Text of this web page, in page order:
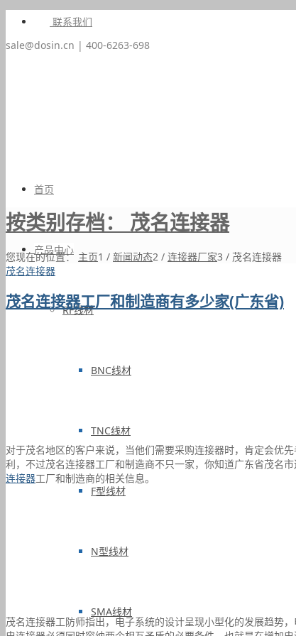
联系我们
sale@dosin.cn | 400-6263-698
首页
产品中心
RF线材
BNC线材
TNC线材
F型线材
N型线材
SMA线材
按类别存档： 茂名连接器
您现在的位置： 主页1 / 新闻动态2 / 连接器厂家3 / 茂名连接器
茂名连接器
茂名连接器工厂和制造商有多少家(广东省)
对于茂名地区的客户来说，当他们需要采购连接器时，肯定会优
利，不过茂名连接器工厂和制造商不只一家，你知道广东省茂名
连接器工厂和制造商的相关信息。
茂名连接器工防师指出，电子系统的设计呈现小型化的发展趋势